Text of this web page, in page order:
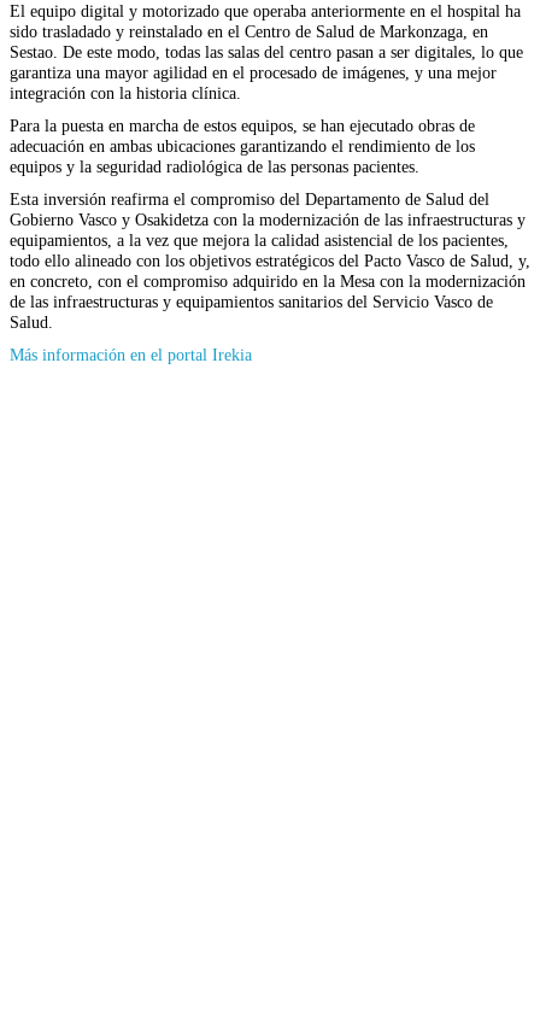
El equipo digital y motorizado que operaba anteriormente en el hospital ha
sido trasladado y reinstalado en el Centro de Salud de Markonzaga, en
Sestao. De este modo, todas las salas del centro pasan a ser digitales, lo que
garantiza una mayor agilidad en el procesado de imágenes, y una mejor
integración con la historia clínica.
Para la puesta en marcha de estos equipos, se han ejecutado obras de
adecuación en ambas ubicaciones garantizando el rendimiento de los
equipos y la seguridad radiológica de las personas pacientes.
Esta inversión reafirma el compromiso del Departamento de Salud del
Gobierno Vasco y Osakidetza con la modernización de las infraestructuras y
equipamientos, a la vez que mejora la calidad asistencial de los pacientes,
todo ello alineado con los objetivos estratégicos del Pacto Vasco de Salud, y,
en concreto, con el compromiso adquirido en la Mesa con la modernización
de las infraestructuras y equipamientos sanitarios del Servicio Vasco de
Salud.
Más información en el portal Irekia(Se